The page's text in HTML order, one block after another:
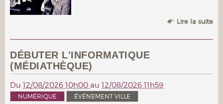
Lire la suite
DÉBUTER L'INFORMATIQUE
(MÉDIATHÈQUE)
Du 12/08/2026 10h00 au 12/08/2026 11h59
NUMÉRIQUE ÉVÉNEMENT VILLE